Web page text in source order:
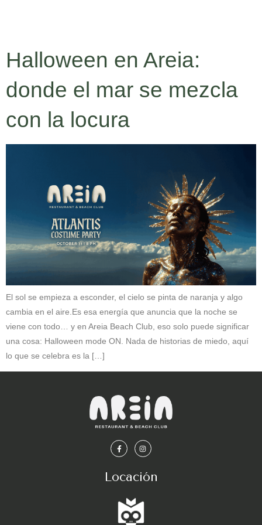
Halloween en Areia:
donde el mar se mezcla
con la locura
El sol se empieza a esconder, el cielo se pinta de naranja y algo
cambia en el aire.Es esa energía que anuncia que la noche se
viene con todo… y en Areia Beach Club, eso solo puede significar
una cosa: Halloween mode ON. Nada de historias de miedo, aquí
lo que se celebra es la […]
Locación